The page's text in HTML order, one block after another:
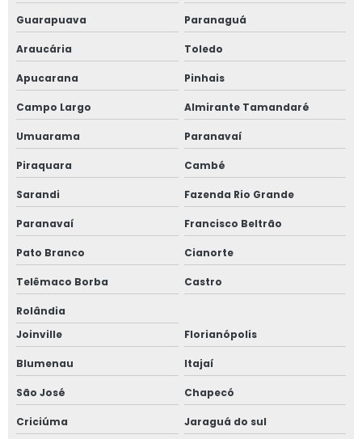
Guarapuava Paranaguá
Araucária Toledo
Apucarana Pinhais
Campo Largo Almirante Tamandaré
Umuarama Paranavaí
Piraquara Cambé
Sarandi Fazenda Rio Grande
Paranavaí Francisco Beltrão
Pato Branco Cianorte
Telêmaco Borba Castro
Rolândia
Joinville
Florianópolis
Blumenau Itajaí
São José Chapecó
Criciúma Jaraguá do sul